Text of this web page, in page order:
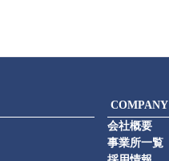
COMPANY
会社概要
事業所一覧